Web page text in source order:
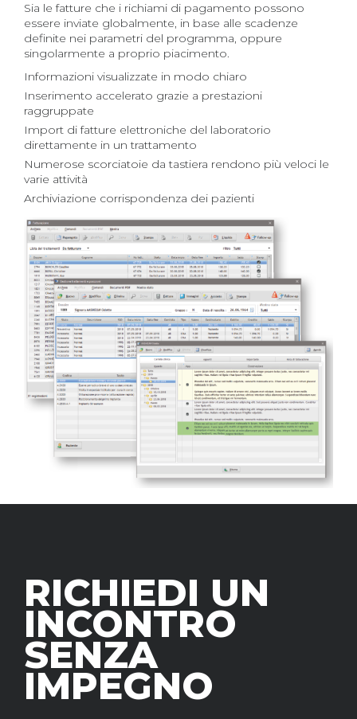
Sia le fatture che i richiami di pagamento possono
essere inviate globalmente, in base alle scadenze
definite nei parametri del programma, oppure
singolarmente a proprio piacimento.
Informazioni visualizzate in modo chiaro
Inserimento accelerato grazie a prestazioni
raggruppate
Import di fatture elettroniche del laboratorio
direttamente in un trattamento
Numerose scorciatoie da tastiera rendono più veloci le
varie attività
Archiviazione corrispondenza dei pazienti
RICHIEDI UN
INCONTRO
SENZA
IMPEGNO